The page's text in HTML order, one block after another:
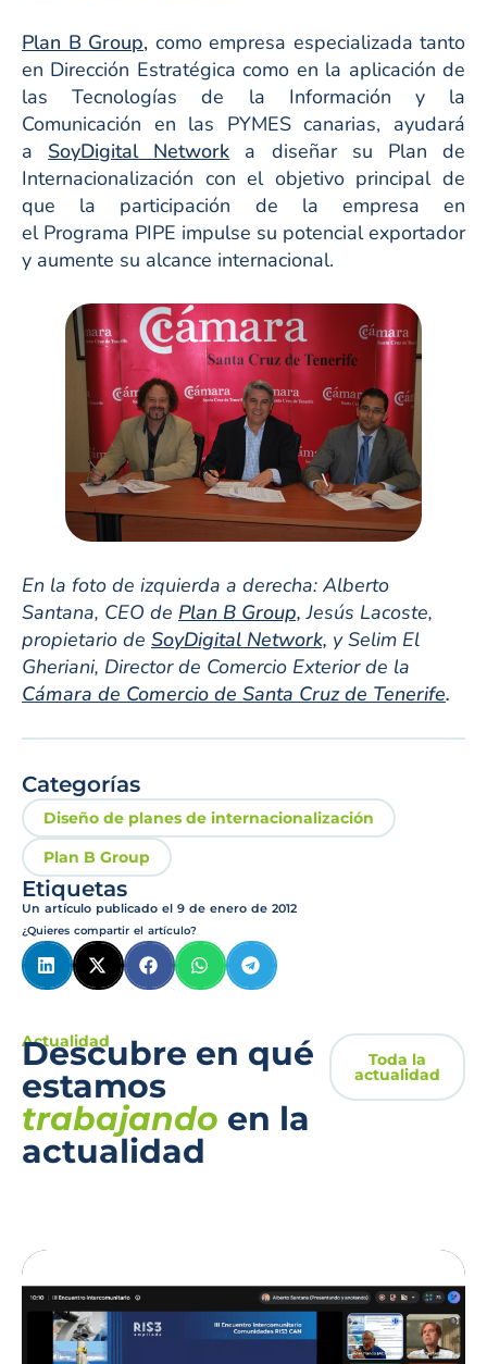
Plan B Group, como empresa especializada tanto
en Dirección Estratégica como en la aplicación de
las Tecnologías de la Información y la
Comunicación en las PYMES canarias, ayudará
a SoyDigital Network a diseñar su Plan de
Internacionalización con el objetivo principal de
que la participación de la empresa en
el Programa PIPE impulse su potencial exportador
y aumente su alcance internacional.
En la foto de izquierda a derecha: Alberto
Santana, CEO de Plan B Group, Jesús Lacoste,
propietario de SoyDigital Network, y Selim El
Gheriani, Director de Comercio Exterior de la
Cámara de Comercio de Santa Cruz de Tenerife.
Categorías
Diseño de planes de internacionalización
Plan B Group
Etiquetas
Un artículo publicado el 9 de enero de 2012
¿Quieres compartir el artículo?
Actualidad
Descubre en qué
estamos
trabajando en la
actualidad
Toda la
actualidad